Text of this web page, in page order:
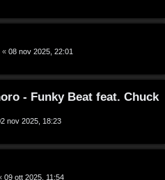
« 08 nov 2025, 22:01
- Funky Beat feat. Chuck
nov 2025, 18:23
09 ott 2025, 11:54